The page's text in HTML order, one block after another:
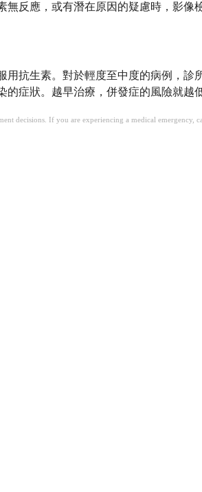
反應，或有潛在原因的疑慮時，影像
抗生素。對於輕度至中度的病例，診
症狀。越早治療，併發症的風險就越低
decisions. If you are experiencing a medical emergency,